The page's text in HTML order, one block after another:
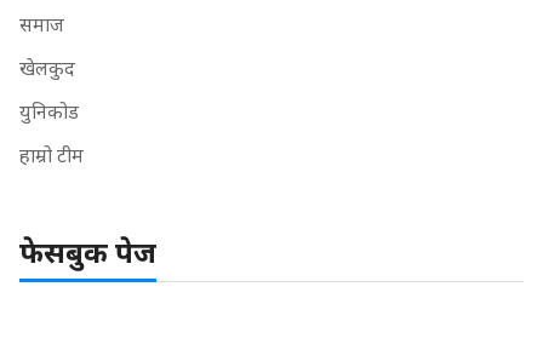
समाज
खेलकुद
युनिकोड
हाम्रो टीम
फेसबुक पेज